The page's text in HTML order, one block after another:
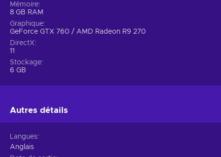
Mémoire
8 GB RAM
Graphique
GeForce GTX 760 / AMD Radeon R9 270
DirectX
11
Stockage
6 GB
Autres détails
Langues
Anglais